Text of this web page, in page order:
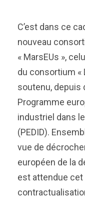
C’est dans ce
nouveau
« MarsEUs »,
du consortium «
soutenu, depuis
Programme
industriel dans
(PEDID).
vue de
européen de la
est attendue cet